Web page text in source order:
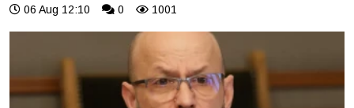
06 Aug 12:10 0 1001